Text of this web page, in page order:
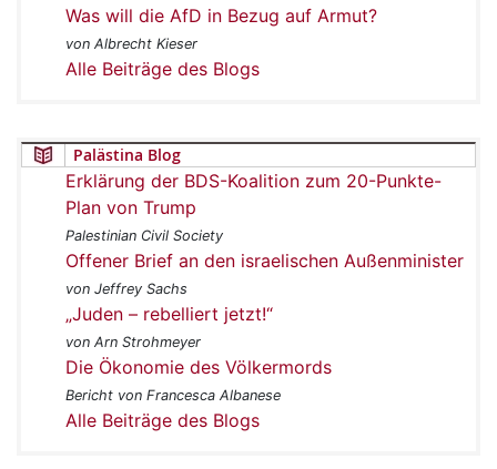
Was will die AfD in Bezug auf Armut?
von Albrecht Kieser
Alle Beiträge des Blogs
Palästina Blog
Erklärung der BDS-Koalition zum 20-Punkte-
Plan von Trump
Palestinian Civil Society
Offener Brief an den israelischen Außenminister
von Jeffrey Sachs
„Juden – rebelliert jetzt!“
von Arn Strohmeyer
Die Ökonomie des Völkermords
Bericht von Francesca Albanese
Alle Beiträge des Blogs